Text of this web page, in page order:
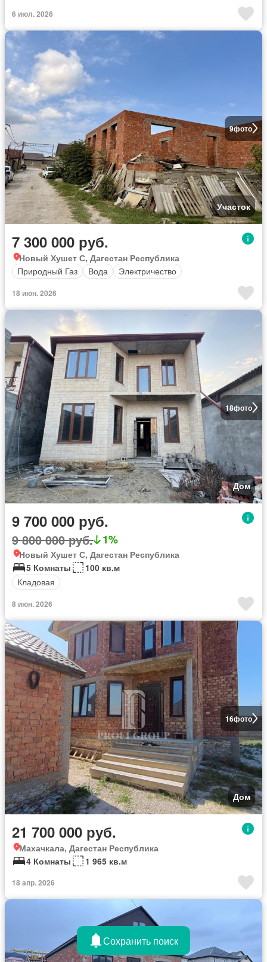
6 июл. 2026
9фото
Участок
7 300 000 руб.
Новый Хушет С, Дагестан Республика
Природный Газ
Вода Электричество
18 июн. 2026
18фото
Дом
9 700 000 руб.
9 800 000 руб. 1%
Новый Хушет С, Дагестан Республика
5 Комнаты
100 кв.м
Кладовая
8 июн. 2026
16фото
Дом
21 700 000 руб.
Махачкала, Дагестан Республика
4 Комнаты
1 965 кв.м
18 апр. 2026
Сохранить поиск